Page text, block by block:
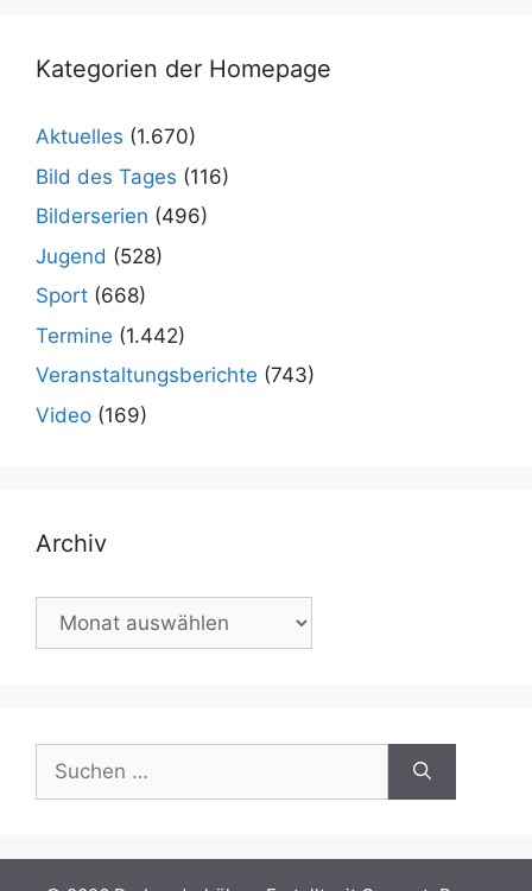
Kategorien der Homepage
Aktuelles (1.670)
Bild des Tages (116)
Bilderserien (496)
Jugend (528)
Sport (668)
Termine (1.442)
Veranstaltungsberichte (743)
Video (169)
Archiv
Archiv
nach: